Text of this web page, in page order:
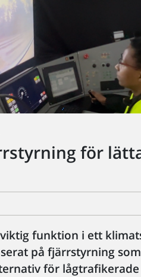
för
funktion i ett
på fjärrstyrning
för